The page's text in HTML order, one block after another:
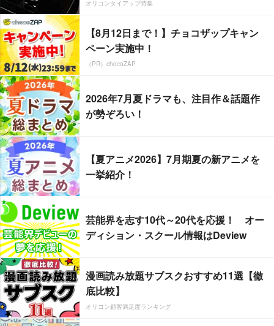
オリコンタイアップ特集
【8月12日まで！】チョコザップキャン
ペーン実施中！
（PR）chocoZAP
2026年7月夏ドラマも、注目作＆話題作
が勢ぞろい！
【夏アニメ2026】7月期夏の新アニメを
一挙紹介！
芸能界を志す10代～20代を応援！ オー
ディション・スクール情報はDeview
漫画読み放題サブスクおすすめ11選【徹
底比較】
オリコン顧客満足度ランキング